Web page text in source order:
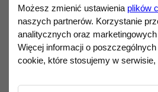
Ilość DO KOSZYKA
Opis produktu
Możesz zmienić ustawienia plików
naszych partnerów. Korzystanie
analitycznych oraz
Więcej informacji o
cookie, które stosujemy w